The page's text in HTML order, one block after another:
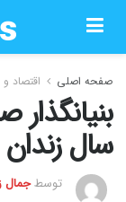
صفحه اصلی اقتصاد
سال
توسطجمال